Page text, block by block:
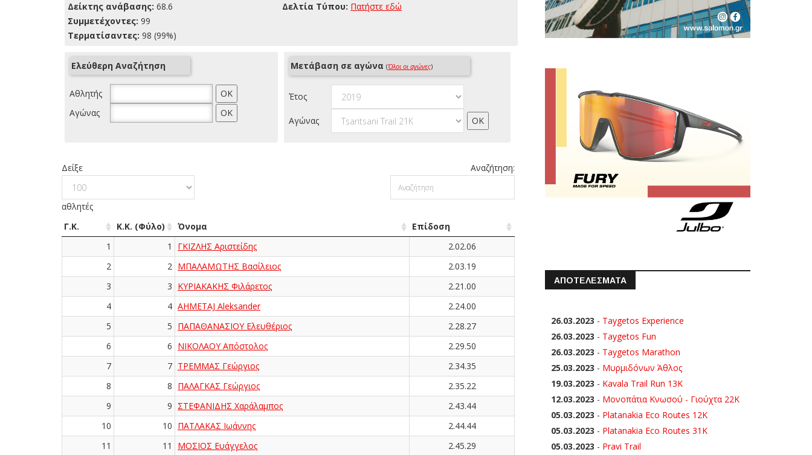
Δείκτης ανάβασης: 68.6
Συμμετέχοντες: 99
Τερματίσαντες: 98 (99%)
Δελτία Τύπου: Πατήστε εδώ
Ελεύθερη Αναζήτηση
Αθλητής
Αγώνας
Μετάβαση σε αγώνα (Όλοι οι αγώνες)
Έτος
Αγώνας
Δείξε
αθλητές
Αναζήτηση:
Γ.Κ. Κ.Κ. (Φύλο) Όνομα
Επίδοση
1
1 ΓΚΙΖΛΗΣ Αριστείδης
2.02.06
2
2 ΜΠΑΛΑΜΩΤΗΣ Βασίλειος
2.03.19
3
3 ΚΥΡΙΑΚΑΚΗΣ Φιλάρετος
2.21.00
4
4 AHMETAJ Aleksander
2.24.00
5
5 ΠΑΠΑΘΑΝΑΣΙΟΥ Ελευθέριος
2.28.27
6
6 ΝΙΚΟΛΑΟΥ Απόστολος
2.29.50
7
7 ΤΡΕΜΜΑΣ Γεώργιος
2.34.35
8
8 ΠΑΛΑΓΚΑΣ Γεώργιος
2.35.22
9
9 ΣΤΕΦΑΝΙΔΗΣ Χαράλαμπος
2.43.44
10
10 ΠΑΤΛΑΚΑΣ Ιωάννης
2.44.44
11
11 ΜΟΣΙΟΣ Ευάγγελος
2.45.29
ΑΠΟΤΕΛΕΣΜΑΤΑ
26.03.2023 - Taygetos Experience
26.03.2023 - Taygetos Fun
26.03.2023 - Taygetos Marathon
25.03.2023 - Μυρμιδόνων Άθλος
19.03.2023 - Kavala Trail Run 13K
12.03.2023 - Μονοπάτια Κνωσού - Γιούχτα 22Κ
05.03.2023 - Platanakia Eco Routes 12K
05.03.2023 - Platanakia Eco Routes 31K
05.03.2023 - Pravi Trail